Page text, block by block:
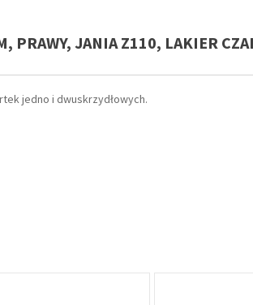
PRAWY, JANIA Z110, LAKIER
jedno i dwuskrzydłowych.